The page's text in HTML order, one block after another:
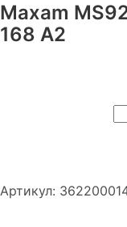
Maxam
168 A2
Артикул: